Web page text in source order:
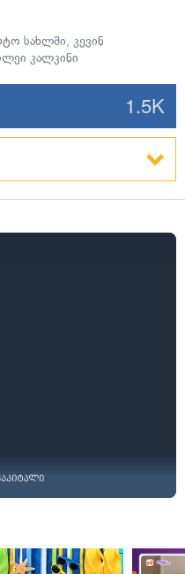
სახლში, კევინ
კალკინი
1.5K